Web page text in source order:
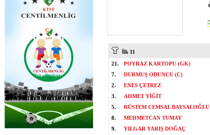
İlk 11
21.
POYRAZ KARTOPU (GK)
7.
DURMUŞ ODUNCU (C)
2.
ENES ÇETREZ
3.
AHMET YİĞİT
5.
RÜSTEM CEMSAL BAYSALOĞLU
8.
MEHMETCAN TUMAY
9.
YILGAR YARIŞ DOĞAÇ